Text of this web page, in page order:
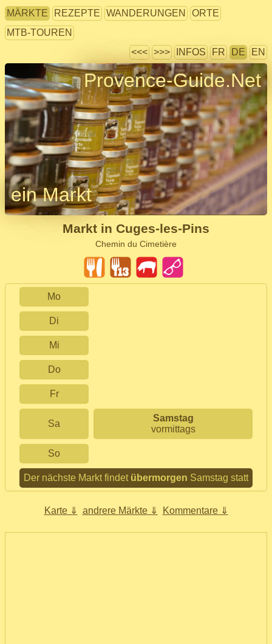
MÄRKTE REZEPTE WANDERUNGEN
ORTE
MTB-TOUREN
<<< >>> INFOS FR DE EN
Provence-Guide.Net
ein Markt
Markt in Cuges-les-Pins
Chemin du Cimetière
Mo
Di
Mi
Do
Fr
Sa
Samstag
vormittags
So
Der nächste Markt findet übermorgen Samstag statt
Karte ⇓ andrere Märkte ⇓ Kommentare ⇓